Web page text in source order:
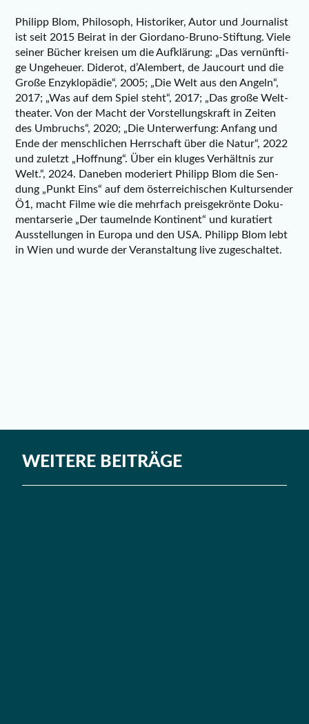
Phil­ipp Blom, Phi­lo­soph, His­to­ri­ker, Autor und Jour­na­list
ist seit 2015 Bei­rat in der Giord­a­no-Bru­no-Stif­tung. Vie­le
sei­ner Bücher krei­sen um die Auf­klä­rung: „Das ver­nünf­ti­
ge Unge­heu­er. Dide­rot, d’Alembert, de Jau­court und die
Gro­ße Enzy­klo­pä­die“, 2005; „Die Welt aus den Angeln“,
2017; „Was auf dem Spiel steht“, 2017; „Das gro­ße Welt­
thea­ter. Von der Macht der Vor­stel­lungs­kraft in Zei­ten
des Umbruchs“, 2020; „Die Unter­wer­fung: Anfang und
Ende der mensch­li­chen Herr­schaft über die Natur“, 2022
und zuletzt „Hoff­nung“. Über ein klu­ges Ver­hält­nis zur
Welt.“, 2024. Dane­ben mode­riert Phil­ipp Blom die Sen­
dung „Punkt Eins“ auf dem öster­rei­chi­schen Kul­tur­sen­der
Ö1, macht Fil­me wie die mehr­fach preis­ge­krön­te Doku­
men­tar­se­rie „Der tau­meln­de Kon­ti­nent“ und kura­tiert
Aus­stel­lun­gen in Euro­pa und den USA. Phil­ipp Blom lebt
in Wien und wur­de der Ver­an­stal­tung live zugeschaltet.
WEITERE BEITRÄGE